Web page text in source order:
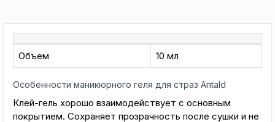
Объем 10 мл
Особенности маникюрного геля для страз Antald
Клей-гель хорошо взаимодействует с основным
покрытием. Сохраняет прозрачность после сушки и не